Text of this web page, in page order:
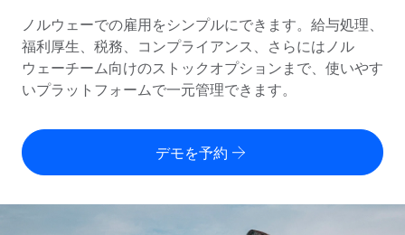
グローバル給与処理
コンプライアンス対応の給与処理を手軽に
Employer of Record（EOR）
グローバル展開をコストをかけずに実現
Contractor of Record
世界中の契約社員と法令を遵守して契約
各国の制度に対応
国別ガイド
/国別のグローバル雇用支援を検索する
Remoteを他社と比較
リソース
ツールと計算ツール
従業員コスト計算ツール
価格
English
ノルウェーでの雇用をシンプルにできます。給与処理、
福利厚生、税務、コンプライアンス、さらにはノル
ウェーチーム向けのストックオプションまで、使いやす
いプラットフォームで一元管理できます。
デモを予約